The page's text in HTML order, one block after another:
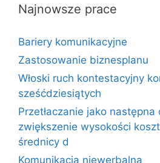
Najnowsze prace
Bariery komunikacyjne
Zastosowanie biznesplanu
Włoski ruch kontestacyjny
sześćdziesiątych
Przetłaczanie jako następna
zwiększenie wysokości
średnicy d
Komunikacja niewerbalna